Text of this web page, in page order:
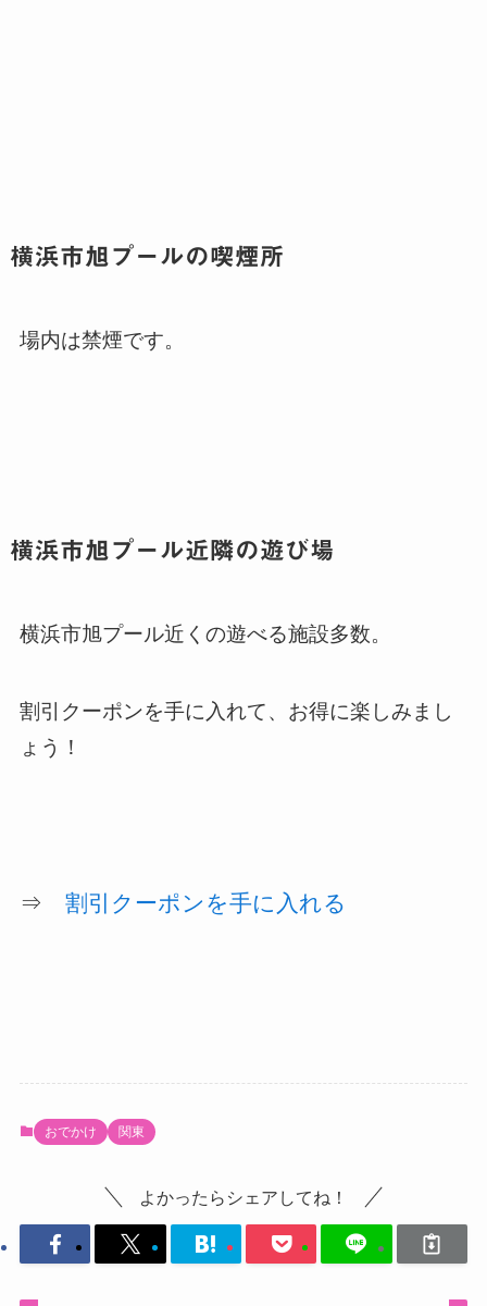
横浜市旭プールの喫煙所
場内は禁煙です。
横浜市旭プール近隣の遊び場
横浜市旭プール近くの遊べる施設多数。
割引クーポンを手に入れて、お得に楽しみまし
ょう！
⇒ 割引クーポンを手に入れる
おでかけ 関東
よかったらシェアしてね！